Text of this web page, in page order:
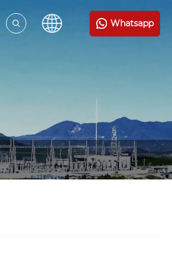
Whatsapp